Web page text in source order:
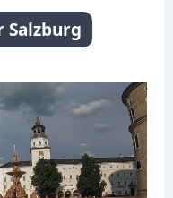
Salzburg